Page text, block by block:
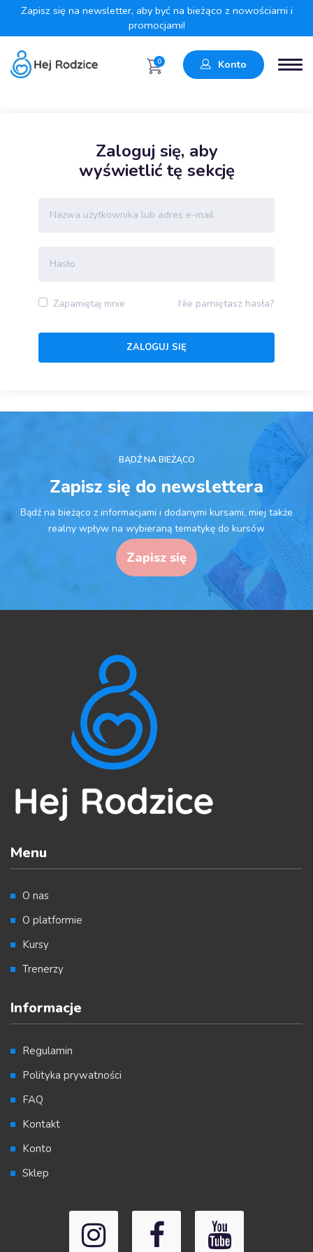
Zapisz się na newsletter, aby być na bieżąco z nowościami i
promocjami!
0 Konto
Zaloguj się, aby
wyświetlić tę sekcję
Zapamiętaj mnie Nie pamiętasz hasła?
BĄDŹ NA BIEŻĄCO
Zapisz się do newslettera
Bądź na bieżąco z informacjami i dodanymi kursami, miej także
realny wpływ na wybieraną tematykę do kursów
Zapisz się
Menu
O nas
O platformie
Kursy
Trenerzy
Informacje
Regulamin
Polityka prywatności
FAQ
Kontakt
Konto
Sklep